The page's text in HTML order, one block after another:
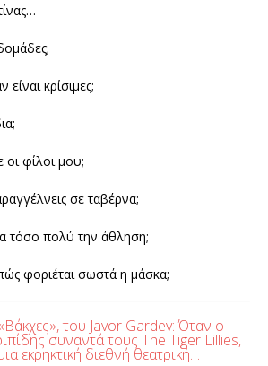
κρίσιμες;
οι φίλοι μου;
σε ταβέρνα;
τόσο πολύ την άθληση;
φοριέται σωστά η μάσκα;
του Javor Gardev: Όταν ο
συναντά τους The Tiger Lillies,
εκρηκτική διεθνή θεατρική